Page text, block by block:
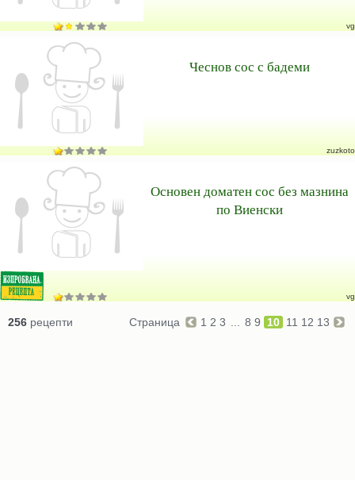
vg
Чеснов сос с бадеми
zuzkoto
Основен доматен сос без мазнина
по Виенски
vg
256 рецепти Страница 1 2 3 8 9 10 11 12 13